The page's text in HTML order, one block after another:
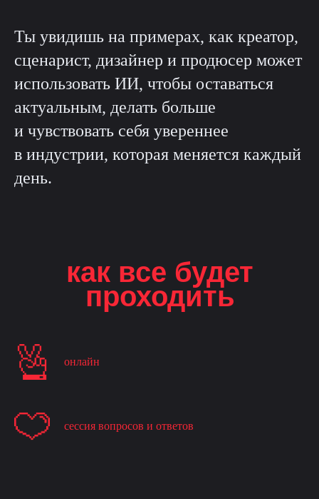
Ты увидишь на примерах, как креатор,
сценарист, дизайнер и продюсер может
использовать ИИ, чтобы оставаться
актуальным, делать больше
и чувствовать себя увереннее
в индустрии, которая меняется каждый
день.
как все будет
проходить
онлайн
сессия вопросов и ответов